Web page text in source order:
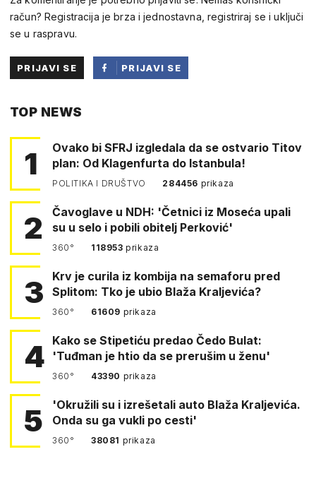
račun? Registracija je brza i jednostavna, registriraj se i uključi
se u raspravu.
PRIJAVI SE
PRIJAVI SE
TOP NEWS
1
Ovako bi SFRJ izgledala da se ostvario Titov
plan: Od Klagenfurta do Istanbula!
POLITIKA I DRUŠTVO 284456 prikaza
2
Čavoglave u NDH: 'Četnici iz Moseća upali
su u selo i pobili obitelj Perković'
360° 118953prikaza
3
Krv je curila iz kombija na semaforu pred
Splitom: Tko je ubio Blaža Kraljevića?
360° 61609 prikaza
4 Kako se Stipetiću predao Čedo Bulat:
'Tuđman je htio da se prerušim u ženu'
360° 43390 prikaza
5
'Okružili su i izrešetali auto Blaža Kraljevića.
Onda su ga vukli po cesti'
360° 38081 prikaza